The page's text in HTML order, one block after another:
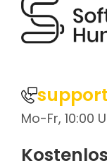
Mo-Fr, 10:00